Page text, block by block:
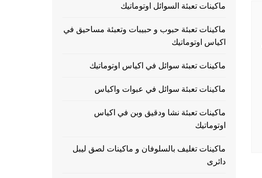
ماكينات تعبئة السوائل اوتوماتيك
ماكينات تعبئة حبوب و حبيبات وتعبئة مساحيق في
اكياس اوتوماتيك
ماكينات تعبئة سوائل في اكياس اوتوماتيك
ماكينات تعبئة سوائل في عبوات واكياس
ماكينات تعبئة نشا ودقيق وبن في اكياس
اوتوماتيك
ماكينات تغليف بالسلوفان و ماكينات لصق ليبل
دائرى